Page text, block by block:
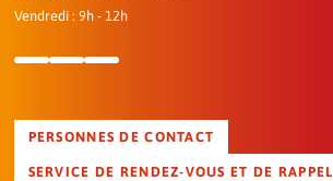
Vendredi : 9h - 12h
PERSONNES DE CONTACT
SERVICE DE RENDEZ-VOUS ET DE RAPPEL